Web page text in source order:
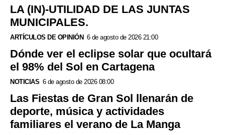
LA (IN)-UTILIDAD DE LAS JUNTAS
MUNICIPALES.
ARTÍCULOS DE OPINIÓN 6 de agosto de 2026 21:00
Dónde ver el eclipse solar que ocultará
el 98% del Sol en Cartagena
NOTICIAS 6 de agosto de 2026 08:00
Las Fiestas de Gran Sol llenarán de
deporte, música y actividades
familiares el verano de La Manga